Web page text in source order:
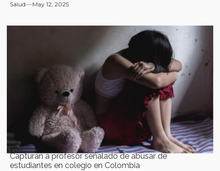
Salud May 12, 2025
Capturan a profesor señalado de abusar de
estudiantes en colegio en Colombia